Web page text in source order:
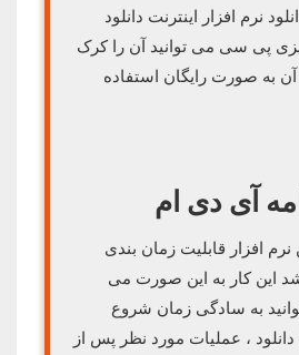
نرم افزار اینترنت دانلود
پی سی می توانید آن را کرک
به صورت رایگان استفاده
آی دی ام
نرم افزار قابلیت زمان بندی
این کار به این صورت می
به سادگی زمان شروع
دانلود ، عملیات مورد نظر پس از